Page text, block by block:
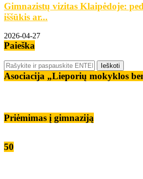
Gimnazistų vizitas Klaipėdoje:
iššūkis ar...
2026-04-27
Paieška
Asociacija „Lieporių mokyklos
Priėmimas į gimnaziją
50